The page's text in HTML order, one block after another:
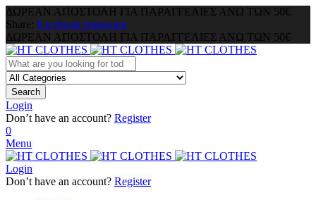
ΔΩΡΕΑΝ ΑΠΟΣΤΟΛΗ ΓΙΑ ΠΑΡΑΓΓΕΛΙΕΣ ΑΝΩ ΤΩΝ 50€
Share: Facebook Instagram
ΔΩΡΕΑΝ ΑΠΟΣΤΟΛΗ ΓΙΑ ΠΑΡΑΓΓΕΛΙΕΣ ΑΝΩ ΤΩΝ 50€
Search
Login
Don’t have an account? Register
0
Menu
Login
Don’t have an account? Register